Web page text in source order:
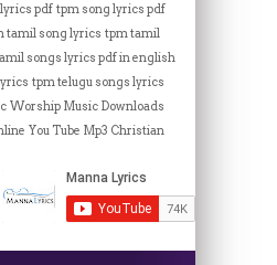
pdf tpm song lyrics pdf
tamil song lyrics tpm tamil
songs lyrics pdf in english
tpm telugu songs lyrics
Worship Music Downloads
You Tube Mp3 Christian